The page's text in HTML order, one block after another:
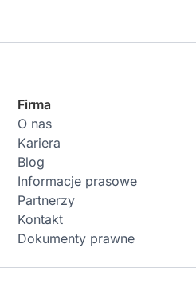
Firma
O nas
Kariera
Blog
Informacje prasowe
Partnerzy
Kontakt
Dokumenty prawne